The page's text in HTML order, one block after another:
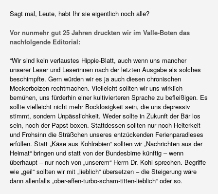
Sagt mal, Leute, habt Ihr sie eigentlich noch alle?
Vor nunmehr gut 25 Jahren druckten wir im Valle-Boten das
nachfolgende Editorial:
“Wir sind kein verlaustes Hippie-Blatt, auch wenn uns mancher
unserer Leser und Leserinnen nach der letzten Ausgabe als solches
beschimpfte. Gern würden wir es ja auch diesen chronischen
Meckerbolzen rechtmachen. Vielleicht sollten wir uns wirklich
bemühen, uns fürderhin einer kultivierteren Sprache zu befleißigen. Es
sollte vielleicht nicht mehr Bocklosigkeit sein, die uns depressiv
stimmt, sondern Unpässlichkeit. Weder sollte in Zukunft der Bär los
sein, noch der Papst boxen. Stattdessen sollten nur noch Heiterkeit
und Frohsinn die Sträßchen unseres entzückenden Ferienparadieses
erfüllen. Statt „Käse aus Kohlrabien“ sollten wir „Nachrichten aus der
Heimat“ bringen und statt von der Bundesbirne künftig – wenn
überhaupt – nur noch von „unserem“ Herrn Dr. Kohl sprechen. Begriffe
wie „geil“ sollten wir mit „lieblich“ übersetzen – die Steigerung wäre
dann allenfalls „ober-affen-turbo-scham-titten-lieblich“ oder so.